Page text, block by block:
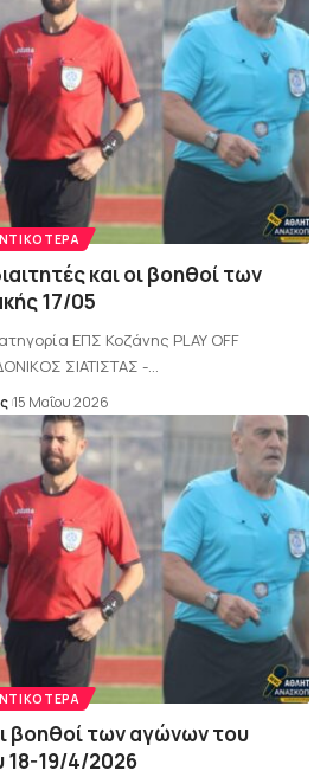
και οι βοηθοί των
17/05
ΕΠΣ Κοζάνης PLAY OFF
ΣΙΑΤΙΣΤΑΣ -…
15 Μαΐου 2026
βοηθοί των αγώνων του
18-19/4/2026